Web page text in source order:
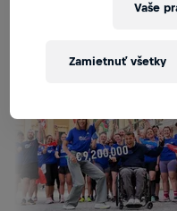
Vaše
Zamietnuť všetky